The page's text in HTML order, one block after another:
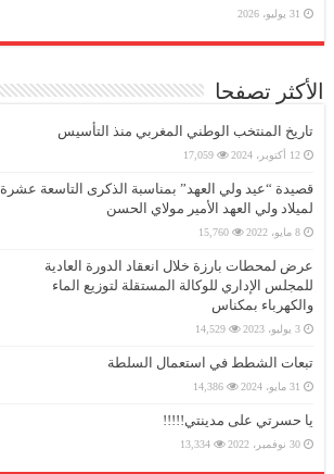
31 يوليو، 2026
الأكثر تصفحا
تاريخ المنتخب الوطني المغربي منذ التأسيس
12 أكتوبر، 2024 17,059
قصيدة “عيد ولي العهد” بمناسبة الذكرى التاسعة عشرة
لميلاد ولي العهد الأمير مولاي الحسن
8 مايو، 2022 15,760
عرض لمحطات بارزة خلال انعقاد الدورة العادية
للمجلس الإداري للوكالة المستقلة لتوزيع الماء
والكهرباء بمكناس
3 يوليو، 2023 14,529
تبعات الشطط في استعمال السلطة
31 مايو، 2024 14,386
يا حسرتي على مدينتي!!!!!
30 نوفمبر، 2022 13,334